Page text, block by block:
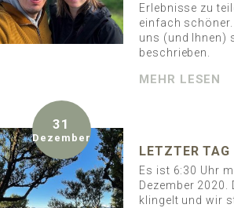
Erlebnisse zu
einfach
uns (und Ihnen)
beschrieben.
MEHR LESEN
31
Dezember
LETZTER
Es ist 6:30 Uhr
Dezember 2020.
klingelt und wir